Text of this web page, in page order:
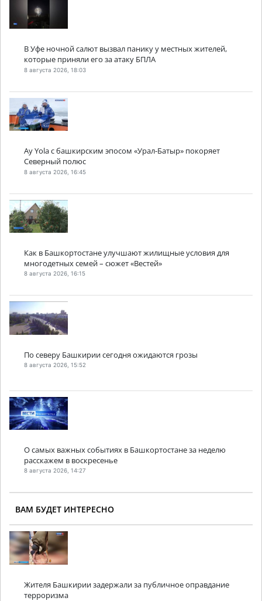
В Уфе ночной салют вызвал панику у местных жителей,
которые приняли его за атаку БПЛА
8 августа 2026, 18:03
Ay Yola с башкирским эпосом «Урал-Батыр» покоряет
Северный полюс
8 августа 2026, 16:45
Как в Башкортостане улучшают жилищные условия для
многодетных семей – сюжет «Вестей»
8 августа 2026, 16:15
По северу Башкирии сегодня ожидаются грозы
8 августа 2026, 15:52
О самых важных событиях в Башкортостане за неделю
расскажем в воскресенье
8 августа 2026, 14:27
ВАМ БУДЕТ ИНТЕРЕСНО
Жителя Башкирии задержали за публичное оправдание
терроризма